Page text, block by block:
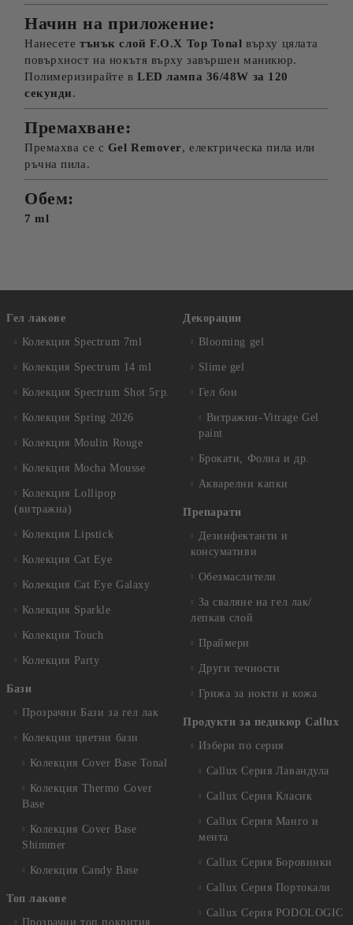
Начин на приложение:
Нанесететънък слой F.O.X Top Tonal върху цялата
повърхност на нокътя върху завършен маникюр.
Полимеризирайте вLED лампа 36/48W за 120
секунди.
Премахване:
Премахва се с Gel Remover, електрическа пила или
ръчна пила.
Обем:
7 ml
Гел лакове
Колекция Spectrum 7ml
Колекция Spectrum 14 ml
Колекция Spectrum Shot 5гр.
Колекция Spring 2026
Колекция Moulin Rouge
Колекция Mocha Mousse
Колекция Lollipop
(витражна)
Колекция Lipstick
Колекция Cat Eye
Колекция Cat Eye Galaxy
Колекция Sparkle
Колекция Touch
Колекция Party
Бази
Прозрачни Бази за гел лак
Колекции цветни бази
Колекция Cover Base Tonal
Колекция Thermo Cover
Base
Колекция Cover Base
Shimmer
Колекция Candy Base
Топ лакове
Прозрачни топ покрития
Декорации
Blooming gel
Slime gel
Гел бои
Витражни-Vitrage Gel
paint
Брокати, Фолиа и др.
Акварелни капки
Препарати
Дезинфектанти и
консумативи
Обезмаслители
За сваляне на гел лак/
лепкав слой
Праймери
Други течности
Грижа за нокти и кожа
Продукти за педикюр Callux
Избери по серия
Callux Серия Лавандула
Callux Серия Класик
Callux Серия Манго и
мента
Callux Серия Боровинки
Callux Серия Портокали
Callux Серия PODOLOGIC